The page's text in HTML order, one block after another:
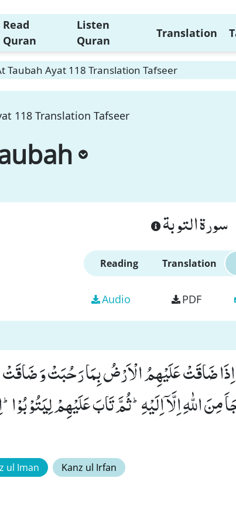
Read
Quran
Listen
Quran
Translation
Taubah Ayat 118 Translation Tafseer
118 Translation Tafseer
سورة التوبة
Reading Translation
Audio PDF
ضَاقَتْ عَلَیْهِمُ الْاَرْضُ بِمَا رَحُبَتْ وَ ضَاقَتْ
مِنَ اللّٰهِ اِلَّاۤ اِلَیْهِؕ-ثُمَّ تَابَ عَلَیْهِمْ
ul Iman Kanz ul Irfan